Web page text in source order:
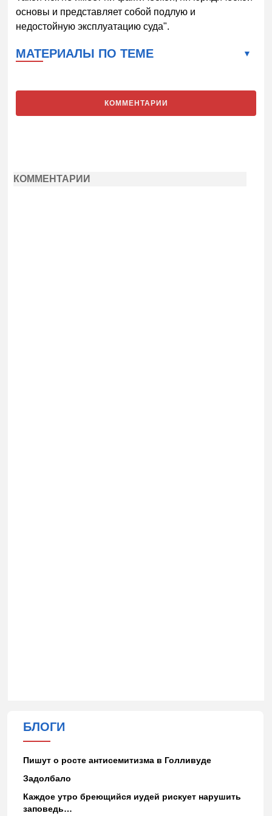
основы и представляет собой подлую и
недостойную эксплуатацию суда".
МАТЕРИАЛЫ ПО ТЕМЕ
КОММЕНТАРИИ
КОММЕНТАРИИ
БЛОГИ
Пишут о росте антисемитизма в Голливуде
Задолбало
Каждое утро бреющийся иудей рискует нарушить
заповедь…